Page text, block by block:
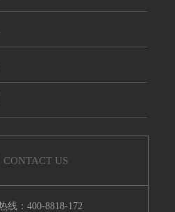
CONTACT US
线：400-8818-172